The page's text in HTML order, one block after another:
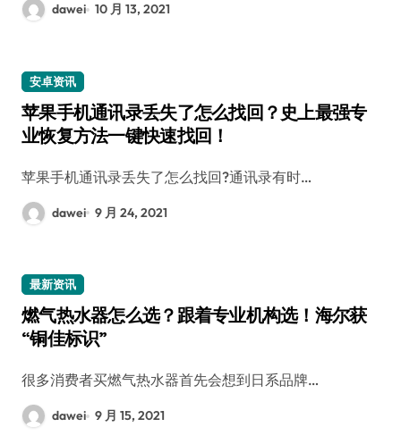
dawei 10 月 13, 2021
安卓资讯
苹果手机通讯录丢失了怎么找回？史上最强专
业恢复方法一键快速找回！
苹果手机通讯录丢失了怎么找回?通讯录有时…
dawei 9 月 24, 2021
最新资讯
燃气热水器怎么选？跟着专业机构选！海尔获
“铜佳标识”
很多消费者买燃气热水器首先会想到日系品牌…
dawei 9 月 15, 2021